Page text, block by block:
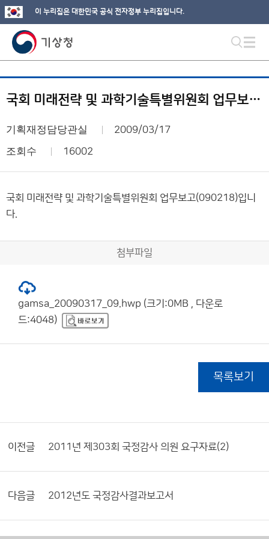
이 누리집은 대한민국 공식 전자정부 누리집입니다.
국회 미래전략 및 과학기술특별위원회 업무보고(090218)
기획재정담당관실 2009/03/17
조회수 16002
국회 미래전략 및 과학기술특별위원회 업무보고(090218)입니
다.
첨부파일
gamsa_20090317_09.hwp (크기:0MB , 다운로
드:4048)
목록보기
이전글 2011년 제303회 국정감사 의원 요구자료(2)
다음글 2012년도 국정감사결과보고서